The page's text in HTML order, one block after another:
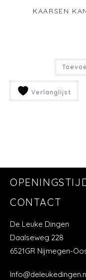
KAARSEN
Verlanglijst
CONTACT
De Leuke Dingen
Daalseweg 228
6521GR Nijmegen-